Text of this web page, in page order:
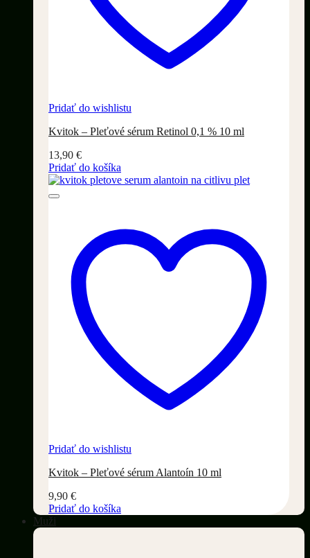
Pridať do wishlistu
Kvitok – Pleťové sérum Retinol 0,1 % 10 ml
13,90 €
Pridať do košíka
Pridať do wishlistu
Kvitok – Pleťové sérum Alantoín 10 ml
9,90 €
Pridať do košíka
Muži